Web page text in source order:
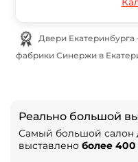
фабрики Синержи в
Реально большой
Самый большой салон
выставлено более